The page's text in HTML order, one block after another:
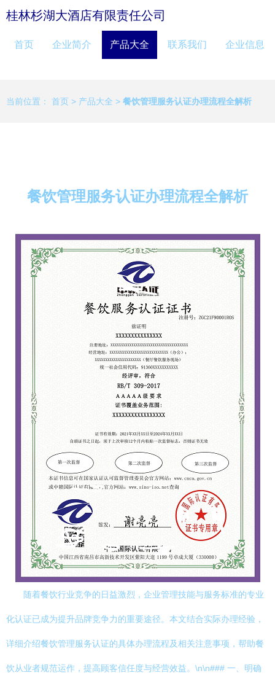
桂林杉湖大酒店有限责任公司
首页 企业简介 产品大全 联系我们 企业信息
当前位置： 首页 > 产品大全 > 餐饮管理服务认证办理流程全解析
餐饮管理服务认证办理流程全解析
随着餐饮行业竞争的日益激烈，企业管理技能与服务标准的专业
化认证已成为提升品牌竞争力的重要途径。本文结合实际办理经验，
详细介绍餐饮管理服务认证的具体办理流程及相关注意事项，帮助餐
饮从业者规范运作，提高顾客信任度与经营效益。\n\n### 一、明确